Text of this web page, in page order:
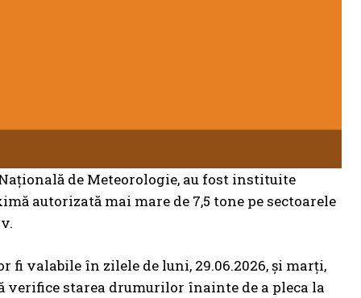
de Meteorologie, au fost instituite
autorizată mai mare de 7,5 tone pe sectoarele
fi valabile în zilele de luni, 29.06.2026, și marți,
verifice starea drumurilor înainte de a pleca la